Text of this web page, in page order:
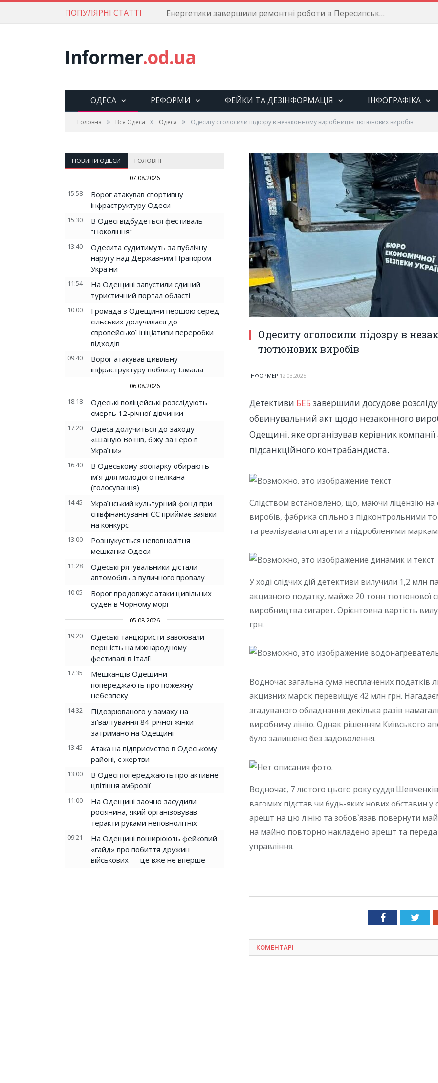
ПОПУЛЯРНІ СТАТТІ Енергетики завершили ремонтні роботи в Пересипському районі
Informer.od.ua
ОДЕСА РЕФОРМИ ФЕЙКИ ТА ДЕЗІНФОРМАЦІЯ ІНФОГРАФІКА
Головна » Вся Одеса » Одеса » Одеситу оголосили підозру в незаконному виробництві тютюнових виробів
НОВИНИ ОДЕСИ ГОЛОВНІ
07.08.2026
15:58
Ворог атакував спортивну
інфраструктуру Одеси
15:30
В Одесі відбудеться фестиваль
“Покоління”
13:40
Одесита судитимуть за публічну
наругу над Державним Прапором
України
11:54
На Одещині запустили єдиний
туристичний портал області
10:00
Громада з Одещини першою серед
сільських долучилася до
європейської ініціативи переробки
відходів
09:40
Ворог атакував цивільну
інфраструктуру поблизу Ізмаїла
06.08.2026
18:18
Одеські поліцейські розслідують
смерть 12-річної дівчинки
17:20
Одеса долучиться до заходу
«Шаную Воїнів, біжу за Героїв
України»
16:40
В Одеському зоопарку обирають
ім’я для молодого пелікана
(голосування)
14:45
Український культурний фонд при
співфінансуванні ЄС приймає заявки
на конкурс
13:00
Розшукується неповнолітня
мешканка Одеси
11:28
Одеські рятувальники дістали
автомобіль з вуличного провалу
10:05
Ворог продовжує атаки цивільних
суден в Чорному морі
05.08.2026
19:20
Одеські танцюристи завоювали
першість на міжнародному
фестивалі в Італії
17:35
Мешканців Одещини
попереджають про пожежну
небезпеку
14:32
Підозрюваного у замаху на
зґвалтування 84-річної жінки
затримано на Одещині
13:45
Атака на підприємство в Одеському
районі, є жертви
13:00
В Одесі попереджають про активне
цвітіння амброзії
11:00
На Одещині заочно засудили
росіянина, який організовував
теракти руками неповнолітніх
09:21
На Одещині поширюють фейковий
«гайд» про побиття дружин
військових — це вже не вперше
Одеситу оголосили підозру в
тютюнових виробів
ІНФОРМЕР 12.03.2025
Детективи БЕБ завершили досудове
обвинувальний акт щодо незаконного
Одещині, яке організував керівник компанії
підсанкційного контрабандиста.
Слідством встановлено, що, маючи ліцензію
виробів, фабрика спільно з підконтрольними
та реалізувала сигарети з підробленими
У ході слідчих дій детективи вилучили 1,2 млн
акцизного податку, майже 20 тонн тютюнової
виробництва сигарет. Орієнтовна вартість
грн.
Водночас загальна сума несплачених податків
акцизних марок перевищує 42 млн грн.
згадуваного обладнання декілька разів
виробничу лінію. Однак рішенням Київського
було залишено без задоволення.
Водночас, 7 лютого цього року суддя
вагомих підстав чи будь-яких нових обставин у
арешт на цю лінію та зобов`язав повернути
на майно повторно накладено арешт та
управління.
Facebook
КОМЕНТАРІ